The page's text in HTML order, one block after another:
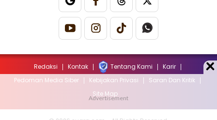
Redaksi Kontak Tentang Kami
Karir
Pedoman Media Siber
Kebijakan Privasi
Saran Dan Kritik
Site Map